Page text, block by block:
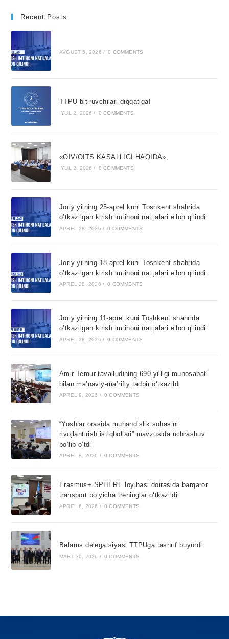
Recent Posts
AVGUST 5, 2026 / 0 COMMENTS
TTPU bitiruvchilari diqqatiga!
IYUL 2, 2026 / 0 COMMENTS
«OIV/OITS KASALLIGI HAQIDA»,
IYUL 2, 2026 / 0 COMMENTS
Joriy yilning 25-aprel kuni Toshkent shahrida
o’tkazilgan kirish imtihoni natijalari e’lon qilindi
APREL 28, 2026 / 0 COMMENTS
Joriy yilning 18-aprel kuni Toshkent shahrida
o’tkazilgan kirish imtihoni natijalari e’lon qilindi
APREL 28, 2026 / 0 COMMENTS
Joriy yilning 11-aprel kuni Toshkent shahrida
o’tkazilgan kirish imtihoni natijalari e’lon qilindi
APREL 28, 2026 / 0 COMMENTS
Amir Temur tavalludining 690 yilligi munosabati
bilan ma’naviy-ma’rifiy tadbir o‘tkazildi
APREL 9, 2026 / 0 COMMENTS
“Yoshlar orasida muhandislik sohasini
rivojlantirish istiqbollari” mavzusida uchrashuv
bo‘lib o‘tdi
APREL 8, 2026 / 0 COMMENTS
Erasmus+ SPHERE loyihasi doirasida barqaror
transport bo‘yicha treninglar o‘tkazildi
APREL 6, 2026 / 0 COMMENTS
Belarus delegatsiyasi TTPUga tashrif buyurdi
MART 30, 2026 / 0 COMMENTS